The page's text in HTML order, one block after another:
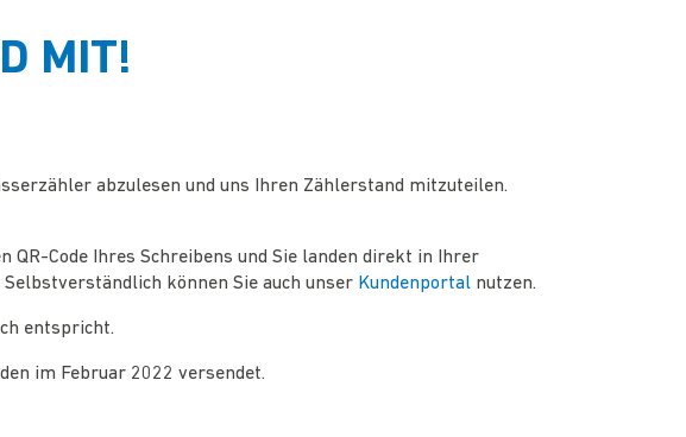
MIT!
abzulesen und uns Ihren Zählerstand mitzuteilen.
QR-Code Ihres Schreibens und Sie landen direkt in Ihrer
können Sie auch unser Kundenportal nutzen.
entspricht.
im Februar 2022 versendet.